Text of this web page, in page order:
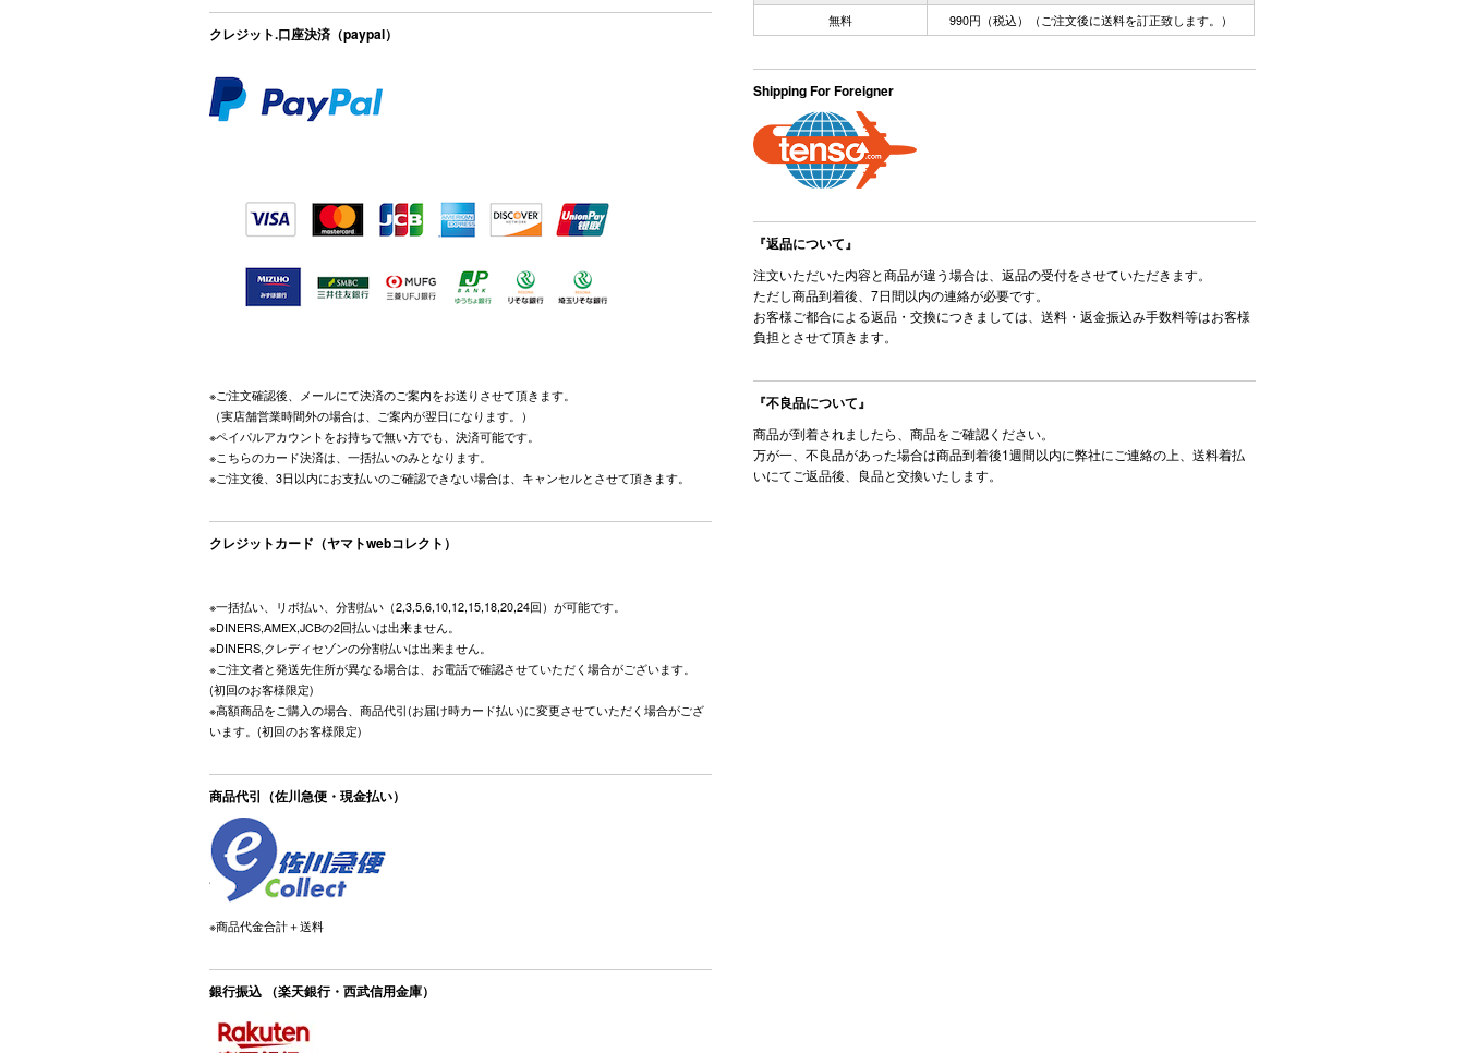
クレジット.口座決済（paypal）
※ご注文確認後、メールにて決済のご案内をお送りさせて頂きます。
（実店舗営業時間外の場合は、ご案内が翌日になります。）
※ペイパルアカウントをお持ちで無い方でも、決済可能です。
※こちらのカード決済は、一括払いのみとなります。
※ご注文後、3日以内にお支払いのご確認できない場合は、キャンセルとさせて頂きます。
クレジットカード（ヤマトwebコレクト）
※一括払い、リボ払い、分割払い（2,3,5,6,10,12,15,18,20,24回）が可能です。
※DINERS,AMEX,JCBの2回払いは出来ません。
※DINERS,クレディセゾンの分割払いは出来ません。
※ご注文者と発送先住所が異なる場合は、お電話で確認させていただく場合がございます。
(初回のお客様限定)
※高額商品をご購入の場合、商品代引(お届け時カード払い)に変更させていただく場合がござ
います。(初回のお客様限定)
商品代引（佐川急便・現金払い）
※商品代金合計＋送料
銀行振込 （楽天銀行・西武信用金庫）
無料
990円（税込）（ご注文後に送料を訂正致します。）
Shipping For Foreigner
『返品について』
注文いただいた内容と商品が違う場合は、返品の受付をさせていただきます。
ただし商品到着後、7日間以内の連絡が必要です。
お客様ご都合による返品・交換につきましては、送料・返金振込み手数料等はお客様
負担とさせて頂きます。
『不良品について』
商品が到着されましたら、商品をご確認ください。
万が一、不良品があった場合は商品到着後1週間以内に弊社にご連絡の上、送料着払
いにてご返品後、良品と交換いたします。